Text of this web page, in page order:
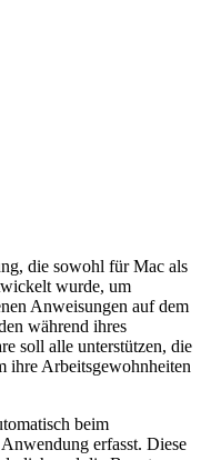
die sowohl für Mac als
wurde, um
Anweisungen auf dem
während ihres
soll alle unterstützen, die
ihre Arbeitsgewohnheiten
beim
erfasst. Diese